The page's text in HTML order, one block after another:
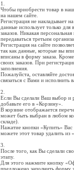
1.
Чтобы приобрести товар в
на нашем сайте.
Регистрация не накладывает
данные использует только
заказов. Никакая
передаваться третьим
Регистрация на сайте
так как данные, которые вы
вписаны в форму заказа.
своих заказов. При
заполнения.
Пожалуйста, оставляйте
связаться с Вами и исполнить
2.
Если Вы сделали Ваш выбор и
добавьте его в «Корзину».
В корзине отображается
может быть выбран в любом
складе).
Нажатие кнопки «Купить»
можете этот товар удалить из
3.
После того, как Вы сделали
этапу.
Для этого нажмите кнопку
предложено заполнить форму